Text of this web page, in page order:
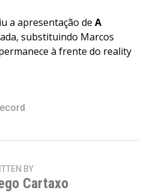
a apresentação de A
substituindo Marcos
à frente do reality
BY
Cartaxo